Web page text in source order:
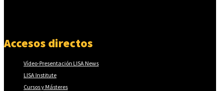
Accesos directos
Vídeo-Presentación LISA News
LISA Institute
Cursos y Másteres